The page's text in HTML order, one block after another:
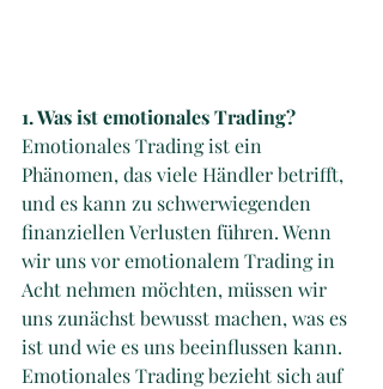
1. Was ist emotionales Trading?
Emotionales Trading ist ein
Phänomen, das viele Händler betrifft,
und es kann zu schwerwiegenden
finanziellen Verlusten führen. Wenn
wir uns vor emotionalem Trading in
Acht nehmen möchten, müssen wir
uns zunächst bewusst machen, was es
ist und wie es uns beeinflussen kann.
Emotionales Trading bezieht sich auf